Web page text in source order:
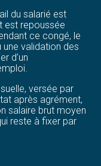
du salarié est
est repoussée
ce congé, le
validation des
d’un
versée par
après agrément,
salaire brut moyen
reste à fixer par